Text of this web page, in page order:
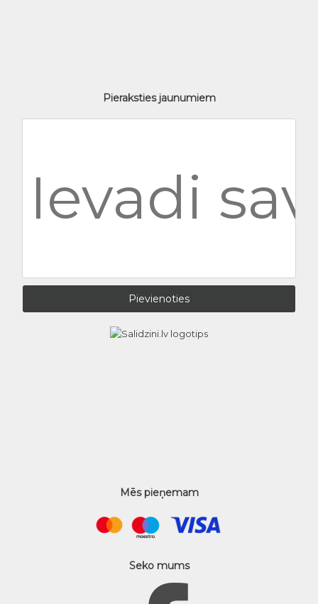
Pieraksties jaunumiem
Mēs pieņemam
Seko mums